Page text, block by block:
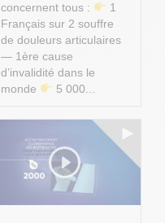
concernent tous :
1
Français sur 2 souffre
de douleurs articulaires
— 1ère cause
d’invalidité dans le
monde
5 000...